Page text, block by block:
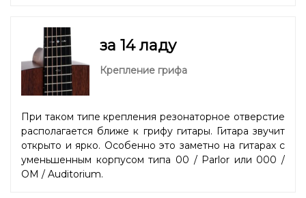
за 14 ладу
Крепление грифа
При таком типе крепления резонаторное отверстие
располагается ближе к грифу гитары. Гитара звучит
открыто и ярко. Особенно это заметно на гитарах с
уменьшенным корпусом типа 00 / Parlor или 000 /
OM / Auditorium.